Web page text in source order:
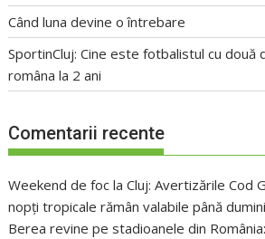
Când luna devine o întrebare
SportinCluj: Cine este fotbalistul cu două
româna la 2 ani
Comentarii recente
Weekend de foc la Cluj: Avertizările Cod
nopți tropicale rămân valabile până
Berea revine pe stadioanele din